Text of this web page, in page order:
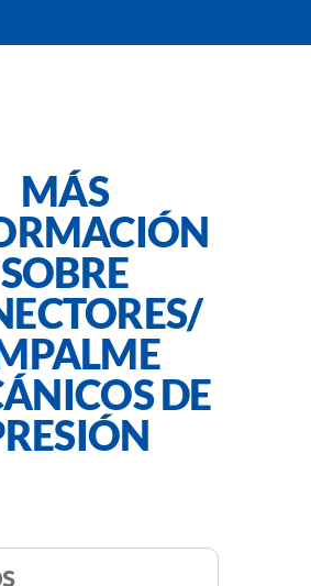
MÁS
SOBRE
DE